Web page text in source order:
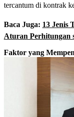
tercantum di kontrak
Baca Juga: 13 Jenis
Aturan Perhitungan
Faktor yang